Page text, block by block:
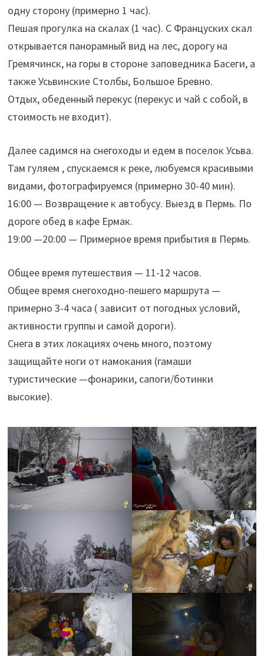
одну сторону (примерно 1 час).
Пешая прогулка на скалах (1 час). С Француских скал
открывается панорамный вид на лес, дорогу на
Гремячинск, на горы в стороне заповедника Басеги, а
также Усьвинские Столбы, Большое Бревно.
Отдых, обеденный перекус (перекус и чай с собой, в
стоимость не входит).
Далее садимся на снегоходы и едем в поселок Усьва.
Там гуляем , спускаемся к реке, любуемся красивыми
видами, фотографируемся (примерно 30-40 мин).
16:00 — Возвращение к автобусу. Выезд в Пермь. По
дороге обед в кафе Ермак.
19:00 —20:00 — Примерное время прибытия в Пермь.
Общее время путешествия — 11-12 часов.
Общее время снегоходно-пешего маршрута —
примерно 3-4 часа ( зависит от погодных условий,
активности группы и самой дороги).
Снега в этих локациях очень много, поэтому
защищайте ноги от намокания (гамаши
туристические —фонарики, сапоги/ботинки
высокие).